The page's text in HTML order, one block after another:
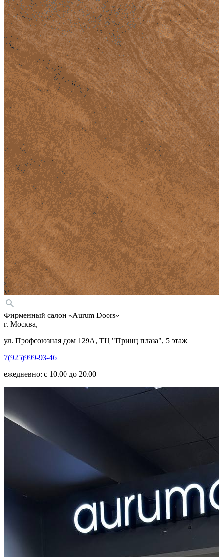
Фирменный салон «Aurum Doors»
г. Москва,
ул. Профсоюзная дом 129А, ТЦ "Принц плаза", 5 этаж
7(925)999-93-46
ежедневно: с 10.00 до 20.00